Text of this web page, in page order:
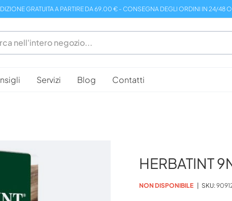
GRATUITA A PARTIRE DA 69.00 € - CONSEGNA DEGLI ORDINI IN 24/48
Servizi Blog Contatti
HERBATINT
NON DISPONIBILE SKU